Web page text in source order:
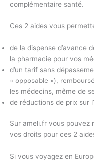
complémentaire santé.
Ces 2 aides vous
de la dispense d’avance
la pharmacie pour vos
d’un tarif sans
« opposable »),
les médecins, même de
de réductions de prix sur
Sur ameli.fr vous pouvez
vos droits pour ces 2
Si vous voyagez en